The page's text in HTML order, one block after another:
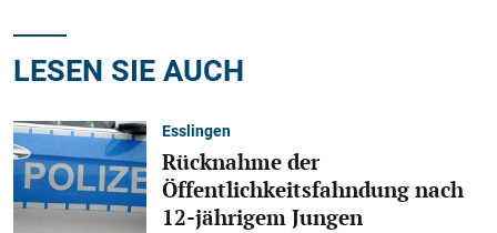
LESEN SIE AUCH
Esslingen
Rücknahme der
Öffentlichkeitsfahndung nach
12-jährigem Jungen